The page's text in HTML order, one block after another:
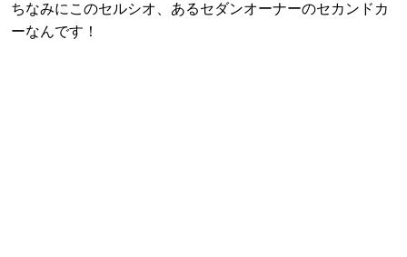
ちなみにこのセルシオ、あるセダンオーナーのセカンドカ
ーなんです！